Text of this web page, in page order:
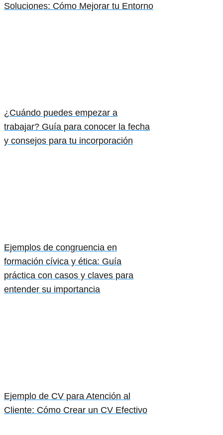
Soluciones: Cómo Mejorar tu Entorno
¿Cuándo puedes empezar a
trabajar? Guía para conocer la fecha
y consejos para tu incorporación
Ejemplos de congruencia en
formación cívica y ética: Guía
práctica con casos y claves para
entender su importancia
Ejemplo de CV para Atención al
Cliente: Cómo Crear un CV Efectivo